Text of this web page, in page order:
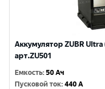
Аккумулятор ZUBR Ultra
арт.ZU501
Емкость:50 Ач
Пусковой ток:440 A